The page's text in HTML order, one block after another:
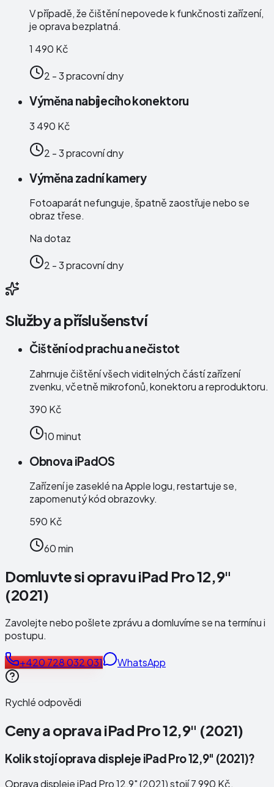
V případě, že čištění nepovede k funkčnosti zařízení,
je oprava bezplatná.
1 490 Kč
2 - 3 pracovní dny
Výměna nabíjecího konektoru
3 490 Kč
2 - 3 pracovní dny
Výměna zadní kamery
Fotoaparát nefunguje, špatně zaostřuje nebo se
obraz třese.
Na dotaz
2 - 3 pracovní dny
Služby a příslušenství
Čištění od prachu a nečistot
Zahrnuje čištění všech viditelných částí zařízení
zvenku, včetně mikrofonů, konektoru a reproduktoru.
390 Kč
10 minut
Obnova iPadOS
Zařízení je zaseklé na Apple logu, restartuje se,
zapomenutý kód obrazovky.
590 Kč
60 min
Domluvte si opravu iPad Pro 12,9"
(2021)
Zavolejte nebo pošlete zprávu a domluvíme se na termínu i
postupu.
+420 728 032 031 WhatsApp
Rychlé odpovědi
Ceny a opravaiPad Pro 12,9" (2021)
Kolik stojí oprava displeje iPad Pro 12,9" (2021)?
Oprava displeje iPad Pro 12,9" (2021) stojí 7 990 Kč.